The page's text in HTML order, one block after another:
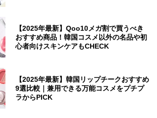
【2025年最新】Qoo10メガ割で買うべき
おすすめ商品！韓国コスメ以外の名品や初
心者向けスキンケアもCHECK
【2025年最新】韓国リップチークおすすめ
9選比較｜兼用できる万能コスメをプチプ
ラからPICK